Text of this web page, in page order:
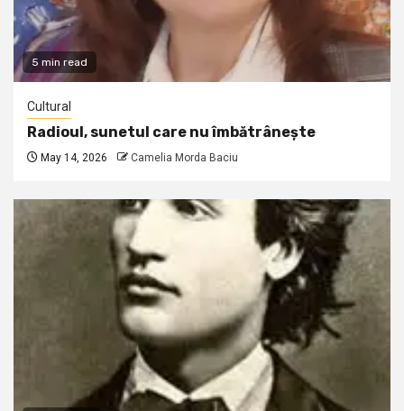
5 min read
Cultural
Radioul, sunetul care nu îmbătrânește
May 14, 2026 Camelia Morda Baciu